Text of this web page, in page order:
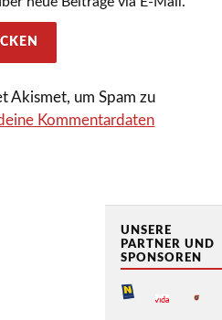
Akismet, um Spam zu
Kommentardaten
UNSERE
PARTNER UND
SPONSOREN